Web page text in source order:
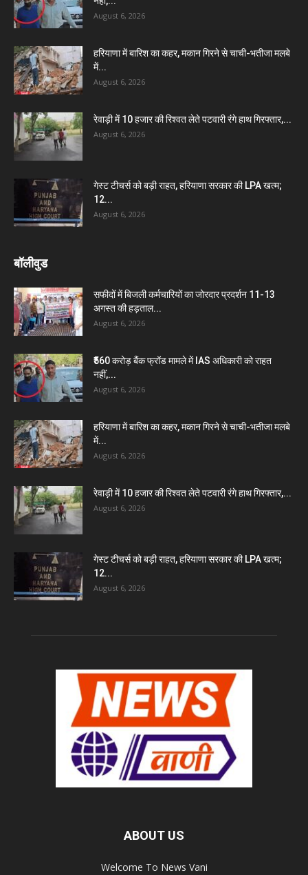
August 6, 2026
हरियाणा में बारिश का कहर, मकान गिरने से चाची-भतीजा मलबे
में...
August 6, 2026
रेवाड़ी में 10 हजार की रिश्वत लेते पटवारी रंगे हाथ गिरफ्तार,...
August 6, 2026
गेस्ट टीचर्स को बड़ी राहत, हरियाणा सरकार की LPA खत्म;
12...
August 6, 2026
बॉलीवुड
सफीदों में बिजली कर्मचारियों का जोरदार प्रदर्शन 11-13
अगस्त की हड़ताल...
August 6, 2026
₹560 करोड़ बैंक फ्रॉड मामले में IAS अधिकारी को राहत
नहीं,...
August 6, 2026
हरियाणा में बारिश का कहर, मकान गिरने से चाची-भतीजा मलबे
में...
August 6, 2026
रेवाड़ी में 10 हजार की रिश्वत लेते पटवारी रंगे हाथ गिरफ्तार,...
August 6, 2026
गेस्ट टीचर्स को बड़ी राहत, हरियाणा सरकार की LPA खत्म;
12...
August 6, 2026
ABOUT US
Welcome To News Vani